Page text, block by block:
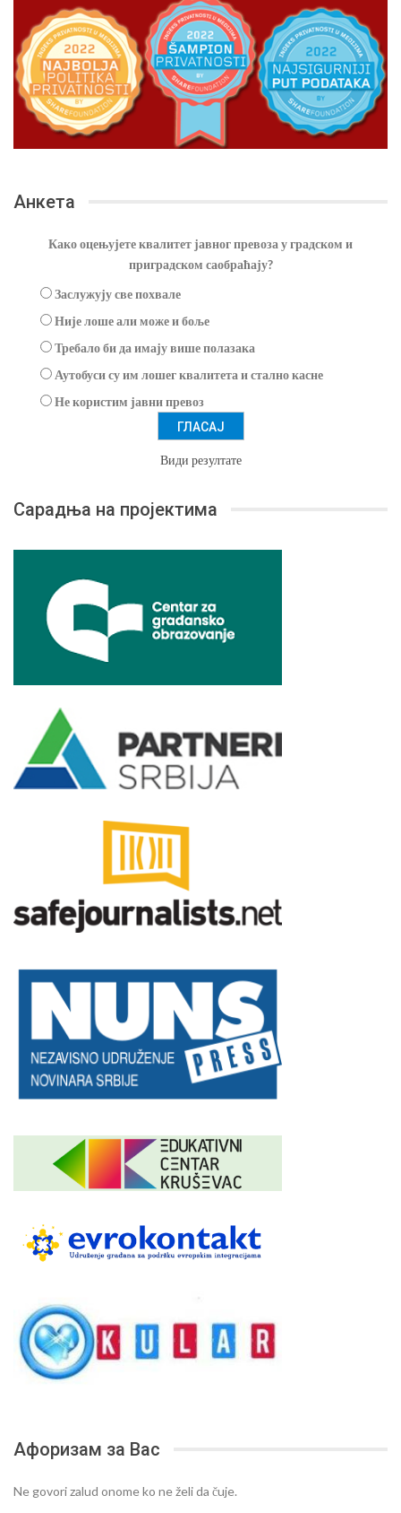
Анкета
Како оцењујете квалитет јавног превоза у градском и
приградском саобраћају?
Заслужују све похвале
Није лоше али може и боље
Требало би да имају више полазака
Аутобуси су им лошег квалитета и стално касне
Не користим јавни превоз
Види резултате
Сарадња на пројектима
Афоризам за Вас
Ne govori zalud onome ko ne želi da čuje.